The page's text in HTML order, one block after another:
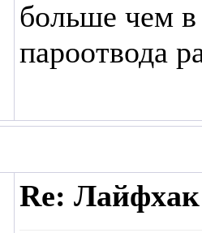
больше чем в
пароотвода
Re: